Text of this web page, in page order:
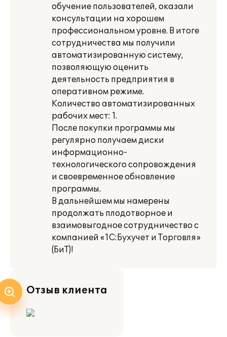
обучение пользователей, оказали
консультации на хорошем
профессиональном уровне. В итоге
сотрудничества мы получили
автоматизированную систему,
позволяющую оценить
деятельность предприятия в
оперативном режиме.
Количество автоматизированных
рабочих мест: 1.
После покупки программы мы
регулярно получаем диски
информационно-
технологического сопровождения
и своевременное обновление
программы.
В дальнейшем мы намерены
продолжать плодотворное и
взаимовыгодное сотрудничество с
компанией «1С:Бухучет и Торговля»
(БиТ)!
Отзыв клиента